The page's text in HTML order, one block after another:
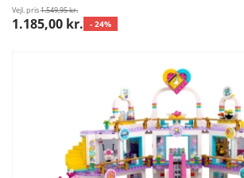
Vejl. pris1.549,95 kr.
1.185,00 kr. - 24%